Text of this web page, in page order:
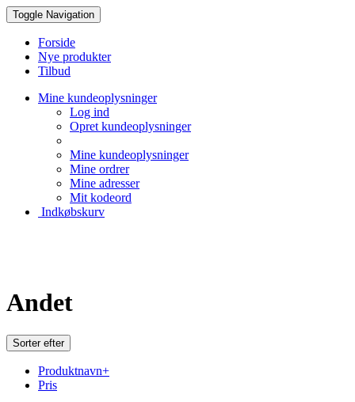
Toggle Navigation
Forside
Nye produkter
Tilbud
Mine kundeoplysninger
Log ind
Opret kundeoplysninger
Mine kundeoplysninger
Mine ordrer
Mine adresser
Mit kodeord
Indkøbskurv
Andet
Sorter efter
Produktnavn+
Pris